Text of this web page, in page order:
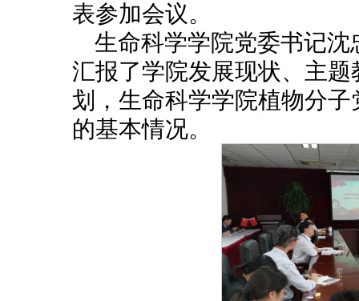
表参加会议。
生命科学学院党委书记
汇报了学院发展现状、主
划，生命科学学院植物分
的基本情况。